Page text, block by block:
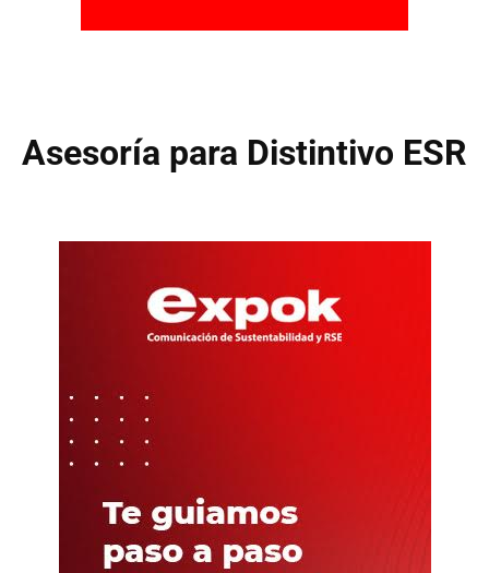
Asesoría para Distintivo ESR